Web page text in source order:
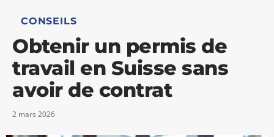
CONSEILS
Obtenir un permis de
travail en Suisse sans
avoir de contrat
2 mars 2026